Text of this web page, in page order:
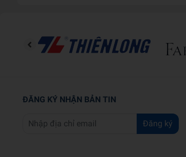
ĐĂNG KÝ NHẬN BẢN TIN
Đăng ký